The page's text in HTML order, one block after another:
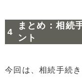
まとめ：相続
ント
今回は、相続手続